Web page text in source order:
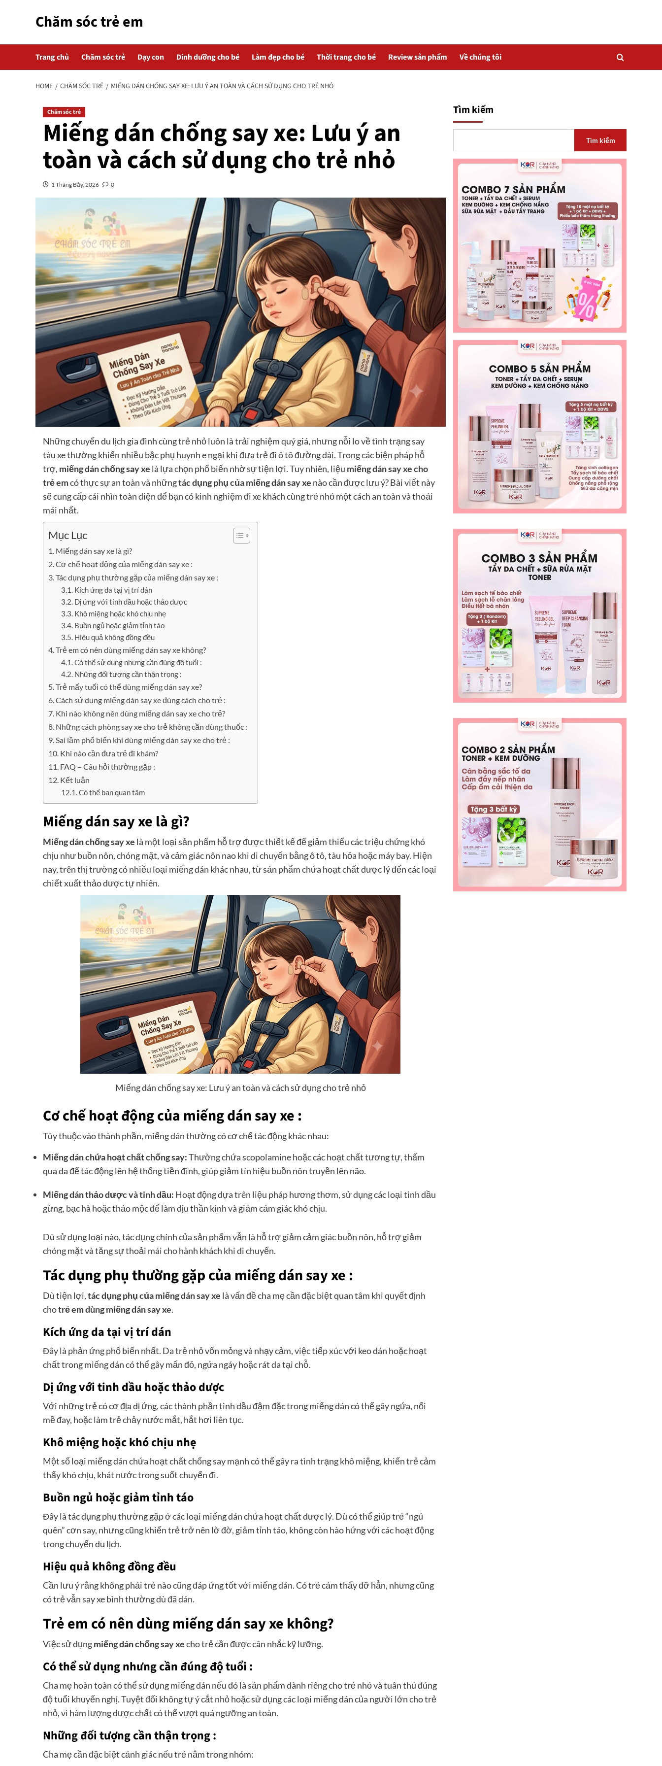
Chăm sóc trẻ em
Trang chủ Chăm sóc trẻ Dạy con Dinh dưỡng cho bé Làm đẹp cho bé Thời trang cho bé Review sản phẩm Về chúng tôi
HOME CHĂM SÓC TRẺ MIẾNG DÁN CHỐNG SAY XE: LƯU Ý AN TOÀN VÀ CÁCH SỬ DỤNG CHO TRẺ NHỎ
Chăm sóc trẻ
Miếng dán chống say xe: Lưu ý an
toàn và cách sử dụng cho trẻ nhỏ
1 Tháng Bảy, 2026 0
Những chuyến du lịch gia đình cùng trẻ nhỏ luôn là trải nghiệm quý giá, nhưng nỗi lo về tình trạng say
tàu xe thường khiến nhiều bậc phụ huynh e ngại khi đưa trẻ đi ô tô đường dài. Trong các biện pháp hỗ
trợ, miếng dán chống say xe là lựa chọn phổ biến nhờ sự tiện lợi. Tuy nhiên, liệu miếng dán say xe cho
trẻ emcó thực sự an toàn và nhữngtác dụng phụ của miếng dán say xe nào cần được lưu ý? Bài viết này
sẽ cung cấp cái nhìn toàn diện để bạn có kinh nghiệm đi xe khách cùng trẻ nhỏ một cách an toàn và thoải
mái nhất.
Mục Lục
Miếng dán say xe là gì?
Cơ chế hoạt động của miếng dán say xe :
Tác dụng phụ thường gặp của miếng dán say xe :
Kích ứng da tại vị trí dán
Dị ứng với tinh dầu hoặc thảo dược
Khô miệng hoặc khó chịu nhẹ
Buồn ngủ hoặc giảm tỉnh táo
Hiệu quả không đồng đều
Trẻ em có nên dùng miếng dán say xe không?
Có thể sử dụng nhưng cần đúng độ tuổi :
Những đối tượng cần thận trọng :
Trẻ mấy tuổi có thể dùng miếng dán say xe?
Cách sử dụng miếng dán say xe đúng cách cho trẻ :
Khi nào không nên dùng miếng dán say xe cho trẻ?
Những cách phòng say xe cho trẻ không cần dùng thuốc :
Sai lầm phổ biến khi dùng miếng dán say xe cho trẻ :
Khi nào cần đưa trẻ đi khám?
FAQ – Câu hỏi thường gặp :
Kết luận
Có thể bạn quan tâm
Miếng dán say xe là gì?
Miếng dán chống say xe là một loại sản phẩm hỗ trợ được thiết kế để giảm thiểu các triệu chứng khó
chịu như buồn nôn, chóng mặt, và cảm giác nôn nao khi di chuyển bằng ô tô, tàu hỏa hoặc máy bay. Hiện
nay, trên thị trường có nhiều loại miếng dán khác nhau, từ sản phẩm chứa hoạt chất dược lý đến các loại
chiết xuất thảo dược tự nhiên.
Miếng dán chống say xe: Lưu ý an toàn và cách sử dụng cho trẻ nhỏ
Cơ chế hoạt động của miếng dán say xe :
Tùy thuộc vào thành phần, miếng dán thường có cơ chế tác động khác nhau:
Miếng dán chứa hoạt chất chống say:Thường chứa scopolamine hoặc các hoạt chất tương tự, thấm
qua da để tác động lên hệ thống tiền đình, giúp giảm tín hiệu buồn nôn truyền lên não.
Miếng dán thảo dược và tinh dầu: Hoạt động dựa trên liệu pháp hương thơm, sử dụng các loại tinh dầu
gừng, bạc hà hoặc thảo mộc để làm dịu thần kinh và giảm cảm giác khó chịu.
Dù sử dụng loại nào, tác dụng chính của sản phẩm vẫn là hỗ trợ giảm cảm giác buồn nôn, hỗ trợ giảm
chóng mặt và tăng sự thoải mái cho hành khách khi di chuyển.
Tác dụng phụ thường gặp của miếng dán say xe :
Dù tiện lợi,tác dụng phụ của miếng dán say xe là vấn đề cha mẹ cần đặc biệt quan tâm khi quyết định
chotrẻ em dùng miếng dán say xe.
Kích ứng da tại vị trí dán
Đây là phản ứng phổ biến nhất. Da trẻ nhỏ vốn mỏng và nhạy cảm, việc tiếp xúc với keo dán hoặc hoạt
chất trong miếng dán có thể gây mẩn đỏ, ngứa ngáy hoặc rát da tại chỗ.
Dị ứng với tinh dầu hoặc thảo dược
Với những trẻ có cơ địa dị ứng, các thành phần tinh dầu đậm đặc trong miếng dán có thể gây ngứa, nổi
mề đay, hoặc làm trẻ chảy nước mắt, hắt hơi liên tục.
Khô miệng hoặc khó chịu nhẹ
Một số loại miếng dán chứa hoạt chất chống say mạnh có thể gây ra tình trạng khô miệng, khiến trẻ cảm
thấy khó chịu, khát nước trong suốt chuyến đi.
Buồn ngủ hoặc giảm tỉnh táo
Đây là tác dụng phụ thường gặp ở các loại miếng dán chứa hoạt chất dược lý. Dù có thể giúp trẻ “ngủ
quên” cơn say, nhưng cũng khiến trẻ trở nên lờ đờ, giảm tỉnh táo, không còn hào hứng với các hoạt động
trong chuyến du lịch.
Hiệu quả không đồng đều
Cần lưu ý rằng không phải trẻ nào cũng đáp ứng tốt với miếng dán. Có trẻ cảm thấy đỡ hẳn, nhưng cũng
có trẻ vẫn say xe bình thường dù đã dán.
Trẻ em có nên dùng miếng dán say xe không?
Việc sử dụngmiếng dán chống say xecho trẻ cần được cân nhắc kỹ lưỡng.
Có thể sử dụng nhưng cần đúng độ tuổi :
Cha mẹ hoàn toàn có thể sử dụng miếng dán nếu đó là sản phẩm dành riêng cho trẻ nhỏ và tuân thủ đúng
độ tuổi khuyến nghị. Tuyệt đối không tự ý cắt nhỏ hoặc sử dụng các loại miếng dán của người lớn cho trẻ
nhỏ, vì hàm lượng dược chất có thể vượt quá ngưỡng an toàn.
Những đối tượng cần thận trọng :
Cha mẹ cần đặc biệt cảnh giác nếu trẻ nằm trong nhóm:
Tìm kiếm
Tìm kiếm